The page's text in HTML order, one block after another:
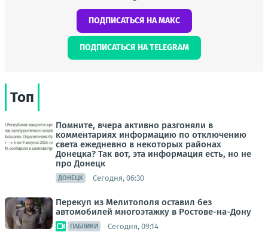
ПОДПИСАТЬСЯ НА МАКС
ПОДПИСАТЬСЯ НА TELEGRAM
Топ
Помните, вчера активно разгоняли в
комментариях информацию по отключению
света ежедневно в некоторых районах
Донецка? Так вот, эта информация есть, но не
про Донецк
ДОНЕЦК Сегодня, 06:30
Перекуп из Мелитополя оставил без
автомобилей многоэтажку в Ростове-на-Дону
ПАБЛИКИ Сегодня, 09:14